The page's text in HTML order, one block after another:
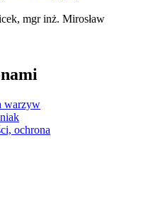
mgr inż. Mirosław